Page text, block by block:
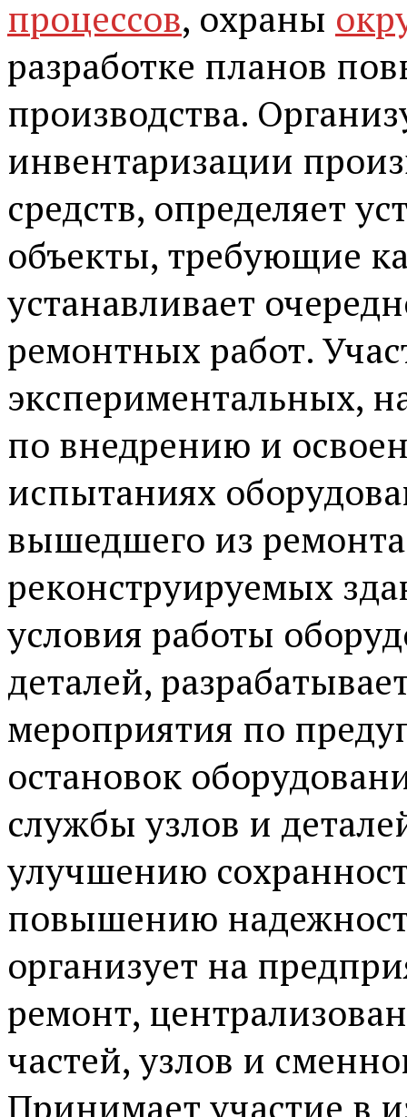
процессов, охраны
разработке планов
производства.
инвентаризации
средств, определяет
объекты, требующие
устанавливает
ремонтных работ.
экспериментальных,
по внедрению и
испытаниях
вышедшего из
реконструируемых
условия работы
деталей,
мероприятия по
остановок
службы узлов и
улучшению
повышению
организует на
ремонт,
частей, узлов и
Принимает участие в